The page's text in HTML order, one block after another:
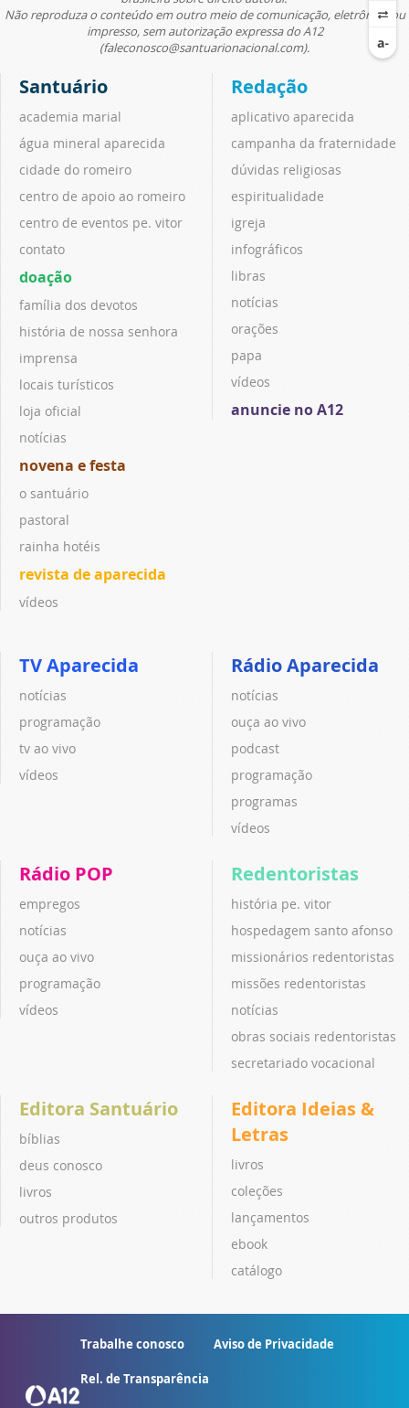
Não reproduza o conteúdo em outro meio de comunicação, eletrônico ou
impresso, sem autorização expressa do A12
(faleconosco@santuarionacional.com).
Santuário
academia marial
água mineral aparecida
cidade do romeiro
centro de apoio ao romeiro
centro de eventos pe. vitor
contato
doação
família dos devotos
história de nossa senhora
imprensa
locais turísticos
loja oficial
notícias
novena e festa
o santuário
pastoral
rainha hotéis
revista de aparecida
vídeos
Redação
aplicativo aparecida
campanha da fraternidade
dúvidas religiosas
espiritualidade
igreja
infográficos
libras
notícias
orações
papa
vídeos
anuncie no A12
TV Aparecida
notícias
programação
tv ao vivo
vídeos
Rádio Aparecida
notícias
ouça ao vivo
podcast
programação
programas
vídeos
Rádio POP
empregos
notícias
ouça ao vivo
programação
vídeos
Redentoristas
história pe. vitor
hospedagem santo afonso
missionários redentoristas
missões redentoristas
notícias
obras sociais redentoristas
secretariado vocacional
Editora Santuário
bíblias
deus conosco
livros
outros produtos
Editora Ideias &
Letras
livros
coleções
lançamentos
ebook
catálogo
Trabalhe conosco Aviso de Privacidade
Rel. de Transparência